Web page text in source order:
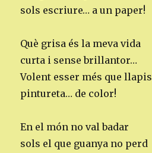
sols escriure… a un paper!
Què grisa és la meva vida
curta i sense brillantor…
Volent esser més que llapis
pintureta… de color!
En el món no val badar
sols el que guanya no perd